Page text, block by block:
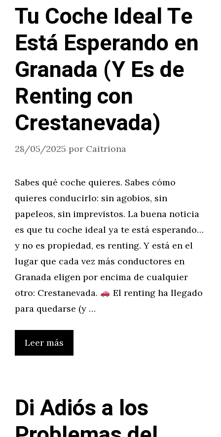
Tu Coche Ideal Te
Está Esperando en
Granada (Y Es de
Renting con
Crestanevada)
28/05/2025 por Caitriona
Sabes qué coche quieres. Sabes cómo
quieres conducirlo: sin agobios, sin
papeleos, sin imprevistos. La buena noticia
es que tu coche ideal ya te está esperando…
y no es propiedad, es renting. Y está en el
lugar que cada vez más conductores en
Granada eligen por encima de cualquier
otro: Crestanevada.
El renting ha llegado
para quedarse (y …
Leer más
Di Adiós a los